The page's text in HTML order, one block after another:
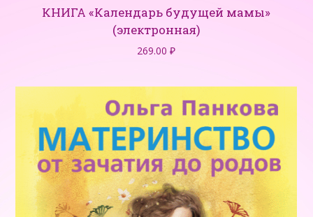
КНИГА «Календарь будущей мамы»
(электронная)
269.00 ₽